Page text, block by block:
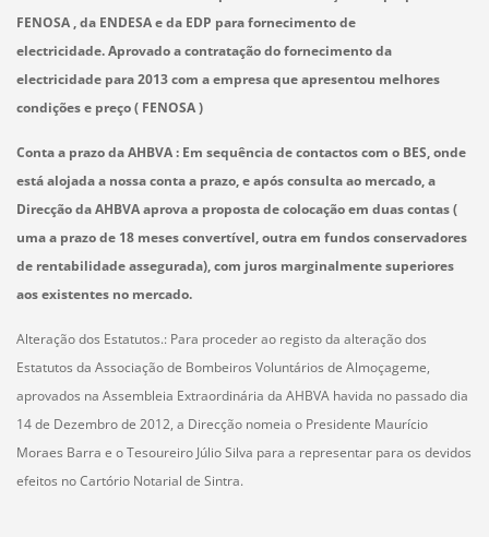
FENOSA , da ENDESA e da EDP para fornecimento de
electricidade.Aprovado a contratação do fornecimento da
electricidade para 2013 com a empresa que apresentou melhores
condições e preço ( FENOSA )
Conta a prazo da AHBVA : Em sequência de contactos com o BES, onde
está alojada a nossa conta a prazo, e após consulta ao mercado, a
Direcção da AHBVA aprova a proposta de colocação em duas contas (
uma a prazo de 18 meses convertível, outra em fundos conservadores
de rentabilidade assegurada), com juros marginalmente superiores
aos existentes no mercado.
Alteração dos Estatutos.: Para proceder ao registo da alteração dos
Estatutos da Associação de Bombeiros Voluntários de Almoçageme,
aprovados na Assembleia Extraordinária da AHBVA havida no passado dia
14 de Dezembro de 2012, a Direcção nomeia o Presidente Maurício
Moraes Barra e o Tesoureiro Júlio Silva para a representar para os devidos
efeitos no Cartório Notarial de Sintra.